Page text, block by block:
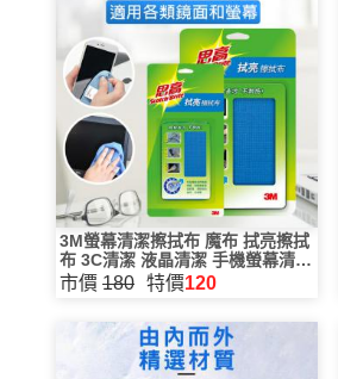
3M螢幕清潔擦拭布 魔布 拭亮擦拭
布 3C清潔 液晶清潔 手機螢幕清潔
3C產品專用 大小可選
市價 180 特價120